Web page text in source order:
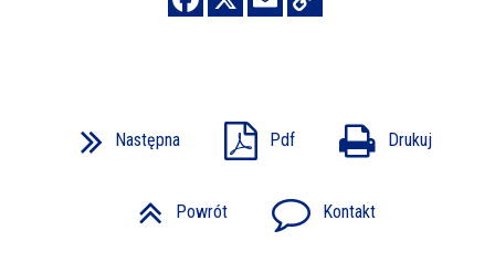
Następna Pdf Drukuj
Powrót Kontakt